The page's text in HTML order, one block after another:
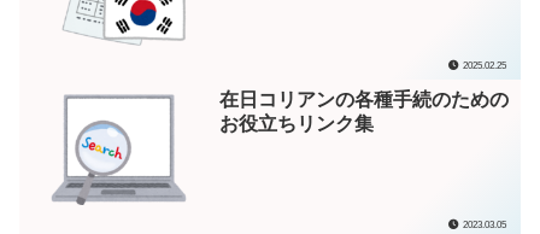
2025.02.25
在日コリアンの各種手続のための
お役立ちリンク集
2023.03.05